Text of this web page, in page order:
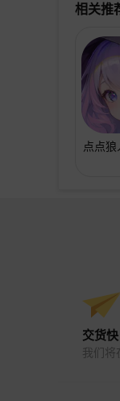
相关推
点点
交货快
我们将